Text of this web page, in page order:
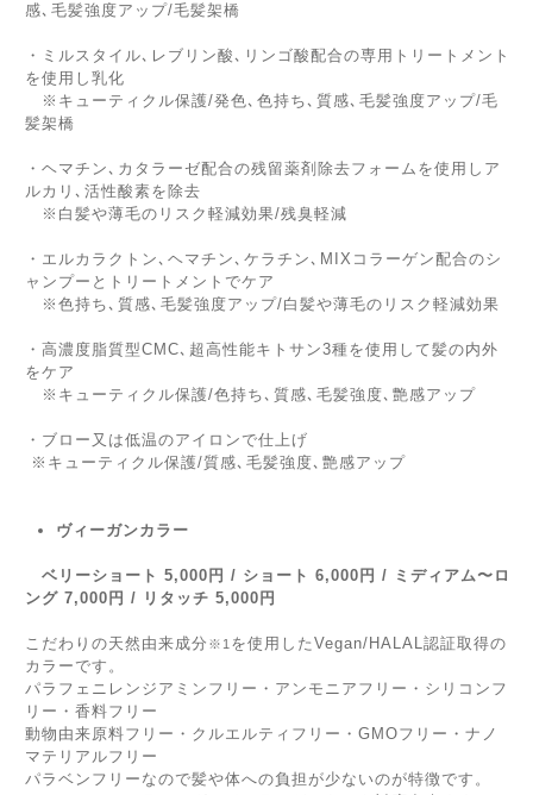
感､毛髪強度アップ/毛髪架橋
・ミルスタイル､レブリン酸､リンゴ酸配合の専用トリートメント
を使用し乳化
※キューティクル保護/発色､色持ち､質感､毛髪強度アップ/毛
髪架橋
・ヘマチン､カタラーゼ配合の残留薬剤除去フォームを使用しア
ルカリ､活性酸素を除去
※白髪や薄毛のリスク軽減効果/残臭軽減
・エルカラクトン､ヘマチン､ケラチン､MIXコラーゲン配合のシ
ャンプーとトリートメントでケア
※色持ち､質感､毛髪強度アップ/白髪や薄毛のリスク軽減効果
・高濃度脂質型CMC､超高性能キトサン3種を使用して髪の内外
をケア
※キューティクル保護/色持ち､質感､毛髪強度､艶感アップ
・ブロー又は低温のアイロンで仕上げ
※キューティクル保護/質感､毛髪強度､艶感アップ
ヴィーガンカラー
ベリーショート 5,000円 / ショート 6,000円 / ミディアム〜ロ
ング 7,000円 / リタッチ 5,000円
こだわりの天然由来成分 ※1 を使用したVegan/HALAL認証取得の
カラーです。
パラフェニレンジアミンフリー・アンモニアフリー・シリコンフ
リー・香料フリー
動物由来原料フリー・クルエルティフリー・GMOフリー・ナノ
マテリアルフリー
パラベンフリーなので髪や体への負担が少ないのが特徴です。